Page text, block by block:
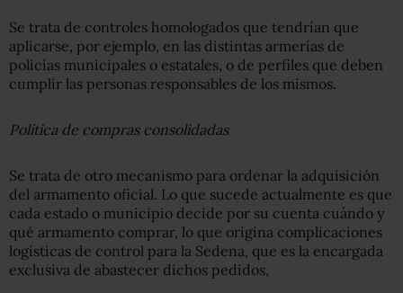
Se trata de controles homologados que tendrían que
aplicarse, por ejemplo, en las distintas armerías de
policías municipales o estatales, o de perfiles que deben
cumplir las personas responsables de los mismos.
Política de compras consolidadas
Se trata de otro mecanismo para ordenar la adquisición
del armamento oficial. Lo que sucede actualmente es que
cada estado o municipio decide por su cuenta cuándo y
qué armamento comprar, lo que origina complicaciones
logísticas de control para la Sedena, que es la encargada
exclusiva de abastecer dichos pedidos,